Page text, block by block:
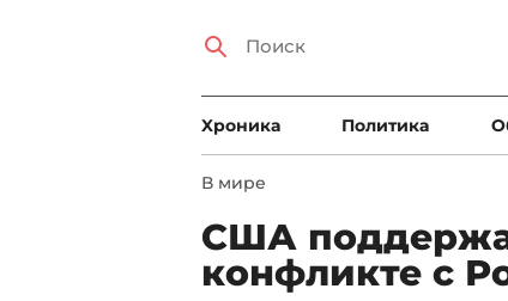
Xроника Политика
В мире
США
конфликте с